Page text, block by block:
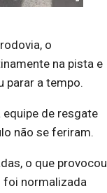
o
na pista e
parar a tempo.
de resgate
não se feriram.
o que provocou
foi normalizada